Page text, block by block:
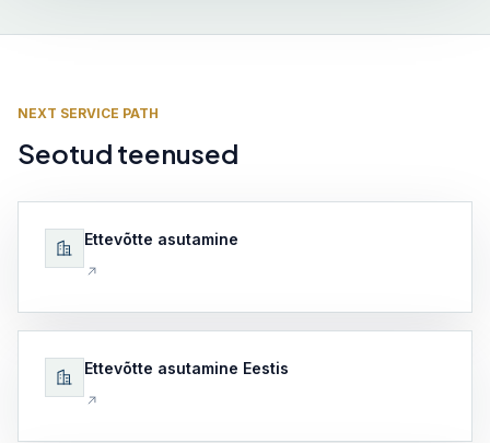
NEXT SERVICE PATH
Seotud teenused
Ettevõtte asutamine
Ettevõtte asutamine Eestis